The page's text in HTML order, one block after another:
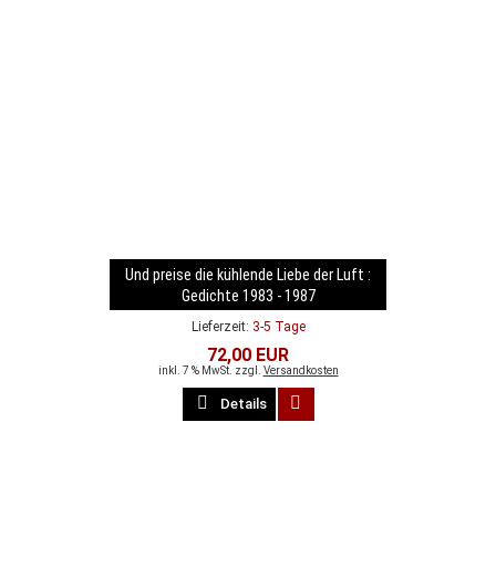
Und preise die kühlende Liebe der Luft :
Gedichte 1983 - 1987
Lieferzeit: 3-5 Tage
72,00 EUR
inkl. 7 % MwSt. zzgl. Versandkosten
Details